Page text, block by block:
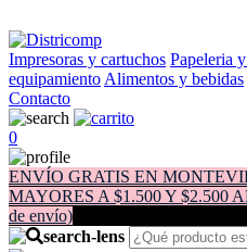
Impresoras y cartuchos Papeleria
equipamiento Alimentos y bebidas
Contacto
0
ENVÍO GRATIS EN
MAYORES A $1.500 Y $2.500
de envío)